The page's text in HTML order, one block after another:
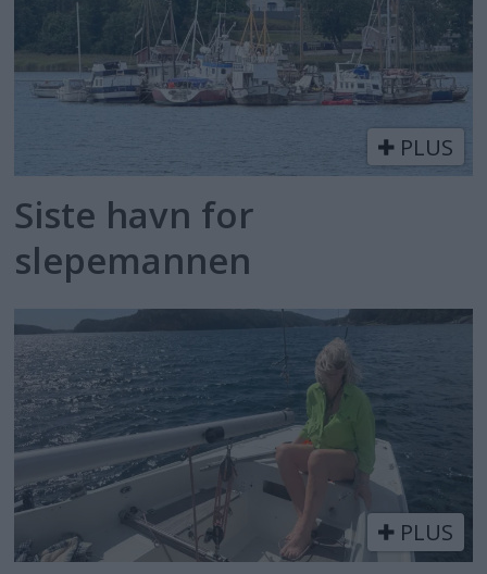
PLUS
Siste havn for
slepemannen
PLUS